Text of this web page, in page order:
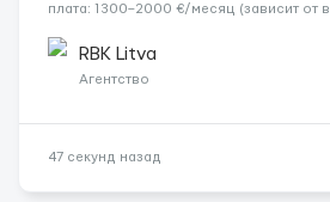
плата: 1300–2000 €/месяц (зависит от
рабочих дней в неделю (пн–сб,
Обязанности...
RBK Litva
Агентство
47 секунд назад